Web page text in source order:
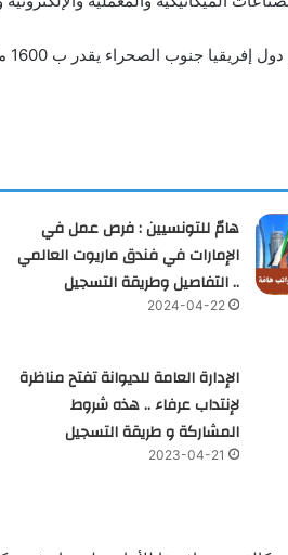
هامّ للتونسيين : فرص عمل في
الإمارات في فندق ماريوت العالمي
.. التفاصيل وطريقة التسجيل
2024-04-22
الإدارة العامة للديوانة تفتح مناظرة
لإنتداب عرفاء .. هذه شروط
المشاركة و طريقة التسجيل
2023-04-21